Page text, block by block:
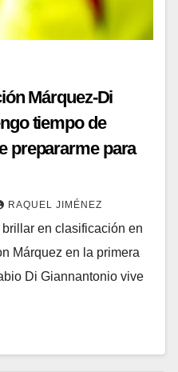
Márquez-Di
tiempo de
prepararme para
RAQUEL JIMÉNEZ
en clasificación en
Márquez en la primera
Di Giannantonio vive